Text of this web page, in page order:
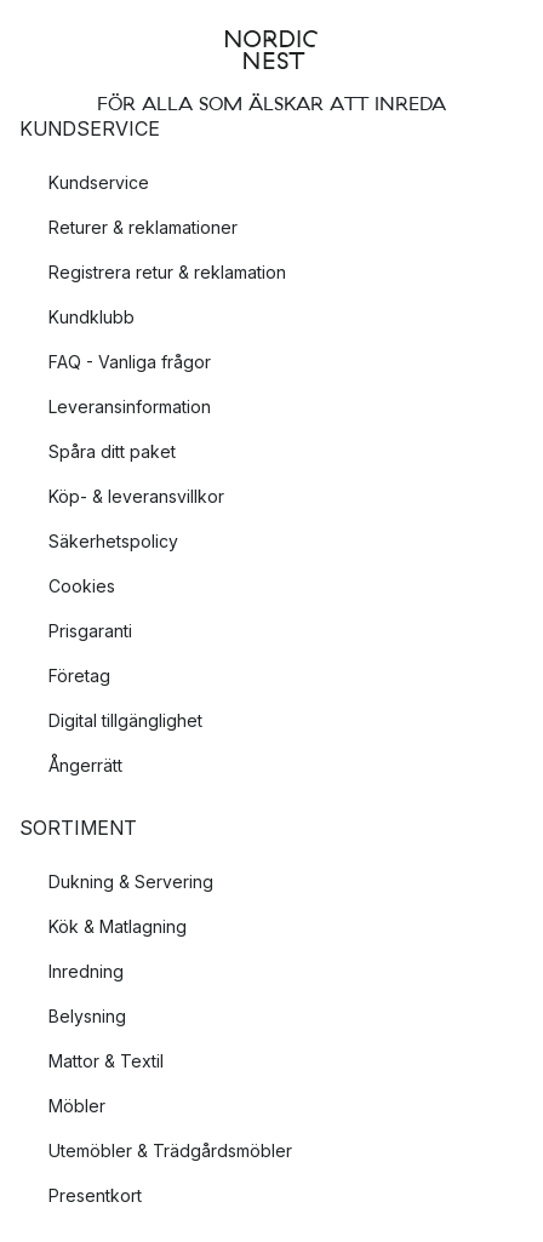
FÖR ALLA SOM ÄLSKAR ATT INREDA
KUNDSERVICE
Kundservice
Returer & reklamationer
Registrera retur & reklamation
Kundklubb
FAQ - Vanliga frågor
Leveransinformation
Spåra ditt paket
Köp- & leveransvillkor
Säkerhetspolicy
Cookies
Prisgaranti
Företag
Digital tillgänglighet
Ångerrätt
SORTIMENT
Dukning & Servering
Kök & Matlagning
Inredning
Belysning
Mattor & Textil
Möbler
Utemöbler & Trädgårdsmöbler
Presentkort